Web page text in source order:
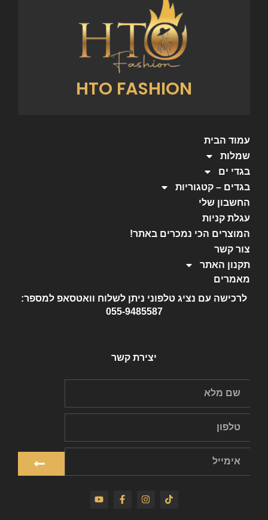
HTO FASHION
עמוד הבית
שמלות
בגדי ים
בגדים – קטגוריות
החשבון שלי
עגלת קניות
המוצרים הכי נמכרים באתר!
צור קשר
תקנון האתר
מאמרים
לרכישה עם נציג טלפוני ניתן לשלוח וואטסאפ למספר:
055-9485587
יצירת קשר